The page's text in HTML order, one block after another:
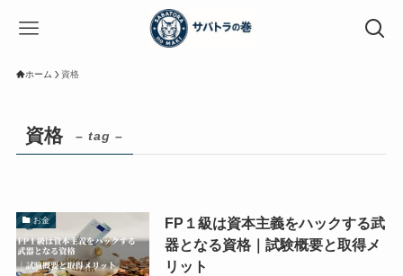
ホーム 資格
資格 – tag –
お金
FP１級は資本主義をハックする武
器となる資格｜試験概要と取得メ
リット